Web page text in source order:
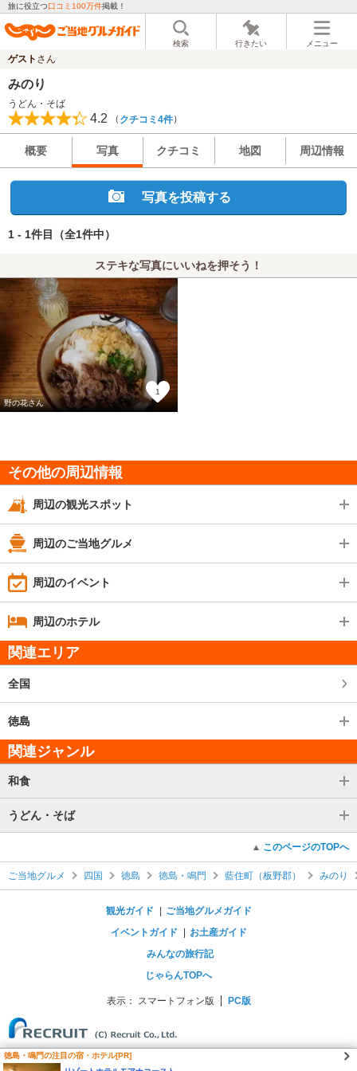
旅に役立つ口コミ100万件掲載！
検索 行きたい メニュー
ゲスト さん
みのり
うどん・そば
4.2 （ クチコミ4件）
概要 写真 クチコミ 地図 周辺情報
写真を投稿する
1 - 1件目 （全1件中）
ステキな写真にいいねを押そう！
野の花さん
1
その他の周辺情報
周辺の観光スポット
周辺のご当地グルメ
周辺のイベント
周辺のホテル
関連エリア
全国
徳島
関連ジャンル
和食
うどん・そば
このページのTOPへ
ご当地グルメ 四国 徳島 徳島・鳴門 藍住町（板野郡） みのり
観光ガイド
ご当地グルメガイド
イベントガイド
お土産ガイド
みんなの旅行記
じゃらんTOPへ
表示： スマートフォン版 PC版
徳島・鳴門の注目の宿・ホテル[PR]